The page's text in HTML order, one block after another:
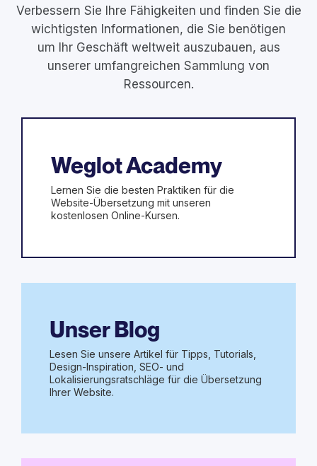
Verbessern Sie Ihre Fähigkeiten und finden Sie die
wichtigsten Informationen, die Sie benötigen
um Ihr Geschäft weltweit auszubauen, aus
unserer umfangreichen Sammlung von
Ressourcen.
Weglot Academy
Lernen Sie die besten Praktiken für die
Website-Übersetzung mit unseren
kostenlosen Online-Kursen.
Unser Blog
Lesen Sie unsere Artikel für Tipps, Tutorials,
Design-Inspiration, SEO- und
Lokalisierungsratschläge für die Übersetzung
Ihrer Website.